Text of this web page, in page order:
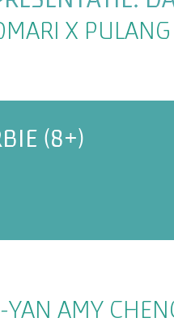
X PULANG
(8+)
AMY